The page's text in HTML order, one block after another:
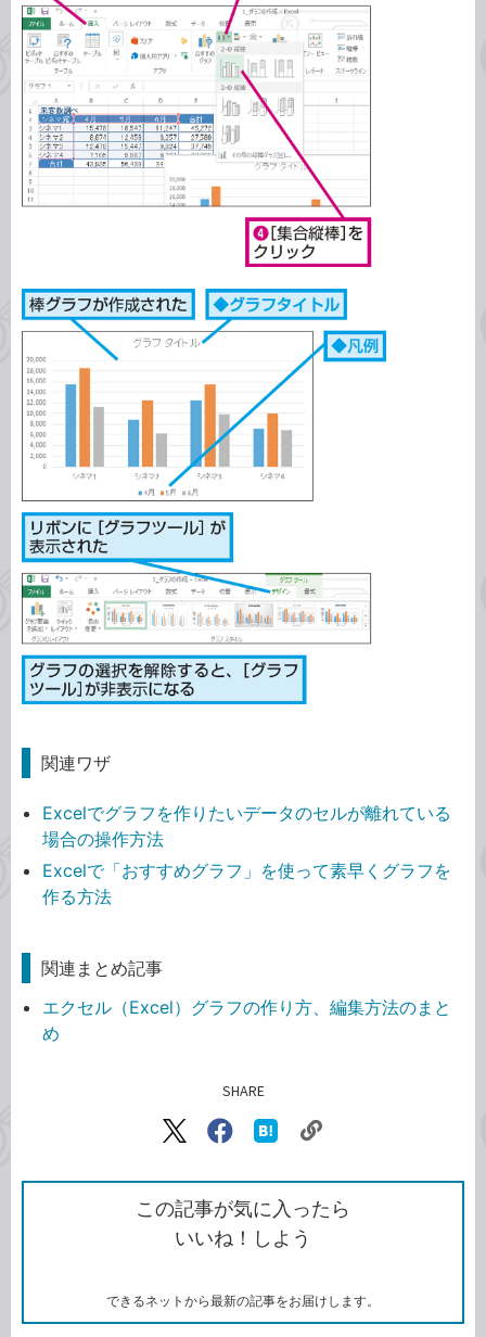
関連ワザ
Excelでグラフを作りたいデータのセルが離れている
場合の操作方法
Excelで「おすすめグラフ」を使って素早くグラフを
作る方法
関連まとめ記事
エクセル（Excel）グラフの作り方、編集方法のまと
め
SHARE
X（旧
で
シ
ェ
ア
Facebook
シ
ェ
ア
な
ッ
ク
ク
ク
を
コ
この記事が気に入ったら
いいね！しよう
できるネットから最新の記事をお届けします。